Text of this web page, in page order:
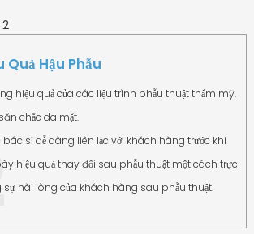
Quả Hậu Phẫu
hiệu quả của các liệu trình phẫu thuật thẩm mỹ,
chắc da mặt.
sĩ dễ dàng liên lạc với khách hàng trước khi
hiệu quả thay đổi sau phẫu thuật một cách trực
hài lòng của khách hàng sau phẫu thuật.